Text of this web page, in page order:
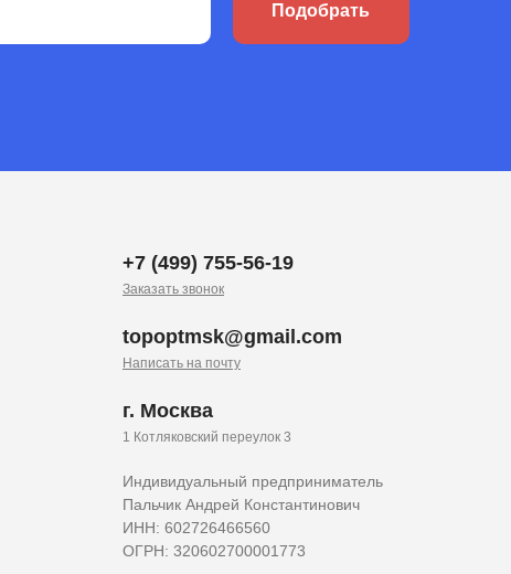
Подобрать
Индивидуальный предприниматель
Пальчик Андрей Константинович
ИНН: 602726466560
ОГРН: 320602700001773
+7 (499) 755-56-19
Заказать звонок
topoptmsk@gmail.com
Написать на почту
г. Москва
1 Котляковский переулок 3